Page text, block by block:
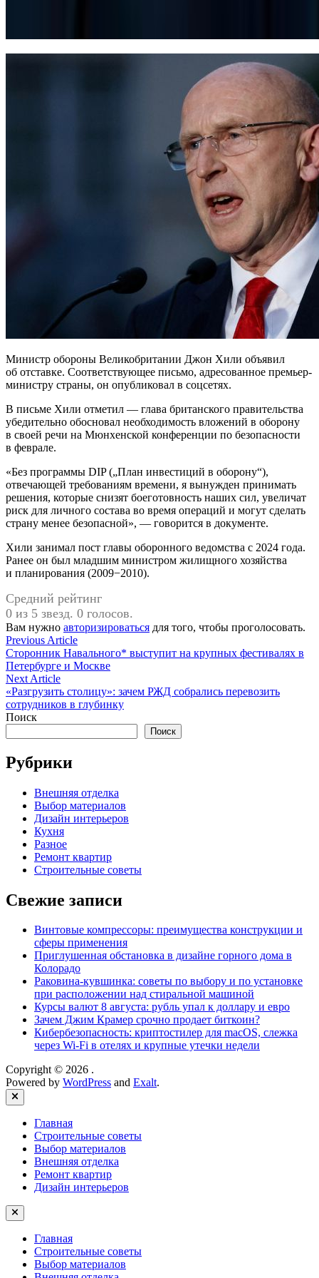
Министр обороны Великобритании Джон Хили объявил
об отставке. Соответствующее письмо, адресованное премьер-
министру страны, он опубликовал в соцсетях.
В письме Хили отметил — глава британского правительства
убедительно обосновал необходимость вложений в оборону
в своей речи на Мюнхенской конференции по безопасности
в феврале.
«Без программы DIP („План инвестиций в оборону“),
отвечающей требованиям времени, я вынужден принимать
решения, которые снизят боеготовность наших сил, увеличат
риск для личного состава во время операций и могут сделать
страну менее безопасной», — говорится в документе.
Хили занимал пост главы оборонного ведомства с 2024 года.
Ранее он был младшим министром жилищного хозяйства
и планирования (2009−2010).
Средний рейтинг
0 из 5 звезд. 0 голосов.
Вам нужно авторизироваться для того, чтобы проголосовать.
Навигация
по
записям
Previous ArticlePrevious
article:
Сторонник Навального* выступит на крупных фестивалях в
Петербурге и Москве
Next ArticleNext
article:
«Разгрузить столицу»: зачем РЖД собрались перевозить
сотрудников в глубинку
Поиск
Поиск
Рубрики
Внешняя отделка
Выбор материалов
Дизайн интерьеров
Кухня
Разное
Ремонт квартир
Строительные советы
Свежие записи
Винтовые компрессоры: преимущества конструкции и
сферы применения
Приглушенная обстановка в дизайне горного дома в
Колорадо
Раковина-кувшинка: советы по выбору и по установке
при расположении над стиральной машиной
Курсы валют 8 августа: рубль упал к доллару и евро
Зачем Джим Крамер срочно продает биткоин?
Кибербезопасность: криптостилер для macOS, слежка
через Wi-Fi в отелях и крупные утечки недели
Copyright © 2026 .
Powered by WordPress and Exalt.
Close
Главная
Строительные советы
Выбор материалов
Внешняя отделка
Ремонт квартир
Дизайн интерьеров
Главная
Строительные советы
Выбор материалов